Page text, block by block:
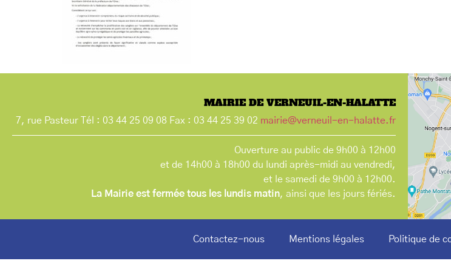
MAIRIE DE VERNEUIL-EN-HALATTE
7, rue Pasteur Tél : 03 44 25 09 08 Fax : 03 44 25 39 02 mairie@verneuil-en-halatte.fr
Ouverture au public de 9h00 à 12h00
et de 14h00 à 18h00 du lundi après-midi au vendredi,
et le samedi de 9h00 à 12h00.
La Mairie est fermée tous les lundis matin, ainsi que les jours fériés.
Contactez-nous Mentions légales Politique de